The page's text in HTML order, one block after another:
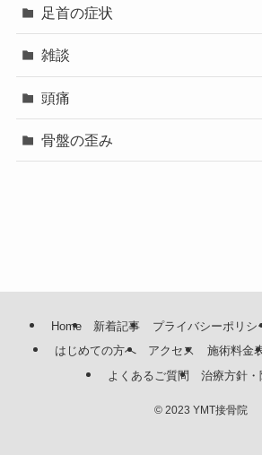
足首の症状
雑談
頭痛
骨盤の歪み
Home 新着記事 プライバシーポリシ
はじめての方へ
アクセス 施術料金
よくあるご質問
治療方針・
© 2023 YMT接骨院